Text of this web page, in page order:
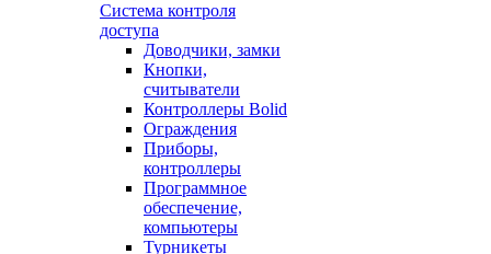
Система контроля
доступа
Доводчики, замки
Кнопки,
считыватели
Контроллеры Bolid
Ограждения
Приборы,
контроллеры
Программное
обеспечение,
компьютеры
Турникеты